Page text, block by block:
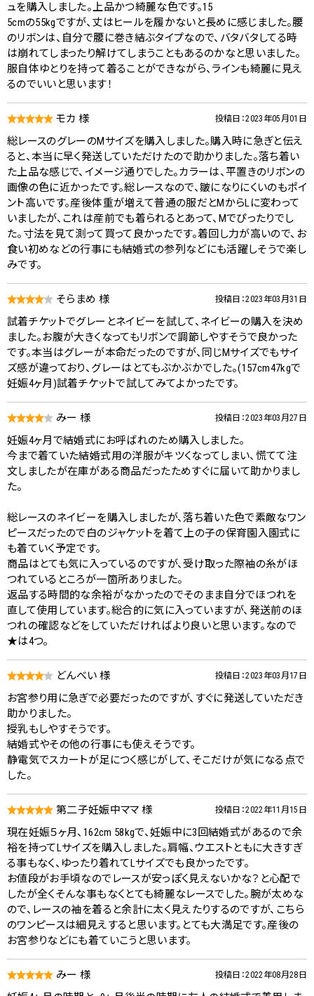
ュを購入しました。上品かつ綺麗な色です。15
5cmの55kgですが、丈はヒールを履かないと長めに感じました。腰
のリボンは、自分で腰に巻き結ぶタイプなので、バタバタしてる時
は崩れてしまったり解けてしまうこともあるのかなと思いました。
服自体ゆとりを持って着ることができながら、ラインも綺麗に見え
るのでいいと思います！
モカ 様 投稿日：2023年05月01日
総レースのグレーのMサイズを購入しました。購入時に急ぎと伝え
ると、本当に早く発送していただけたので助かりました。落ち着い
た上品な感じで、イメージ通りでした。カラーは、平置きのリボンの
画像の色に近かったです。総レースなので、皺になりにくいのもポイ
ント高いです。産後体重が増えて普通の服だとMからLに変わって
いましたが、これは産前でも着られるとあって、Mでぴったりでし
た。寸法を見て測って買って良かったです。着回し力が高いので、お
食い初めなどの行事にも結婚式の参列などにも活躍しそうで楽し
みです。
そらまめ 様 投稿日：2023年03月31日
試着チケットでグレーとネイビーを試して、ネイビーの購入を決め
ました。お腹が大きくなってもリボンで調節しやすそうで良かった
です。本当はグレーが本命だったのですが、同じMサイズでもサイ
ズ感が違っており、グレーはとてもぶかぶかでした。(157cm47kgで
妊娠4ヶ月)試着チケットで試してみてよかったです。
みー 様 投稿日：2023年03月27日
妊娠4ヶ月で結婚式にお呼ばれのため購入しました。
今まで着ていた結婚式用の洋服がキツくなってしまい、慌てて注
文しましたが在庫がある商品だったためすぐに届いて助かりまし
た。
総レースのネイビーを購入しましたが、落ち着いた色で素敵なワン
ピースだったので白のジャケットを着て上の子の保育園入園式に
も着ていく予定です。
商品はとても気に入っているのですが、受け取った際袖の糸がほ
つれているところが一箇所ありました。
返品する時間的な余裕がなかったのでそのまま自分でほつれを
直して使用しています。総合的に気に入っていますが、発送前のほ
つれの確認などをしていただければより良いと思います。なので
★は4つ。
どんべい 様 投稿日：2023年03月17日
お宮参り用に急ぎで必要だったのですが、すぐに発送していただき
助かりました。
授乳もしやすそうです。
結婚式やその他の行事にも使えそうです。
静電気でスカートが足につく感じがして、そこだけが気になる点で
した。
第二子妊娠中ママ 様 投稿日：2022年11月15日
現在妊娠５ヶ月、162cm 58kgで、妊娠中に3回結婚式があるので余
裕を持ってLサイズを購入しました。肩幅、ウエストともに大きすぎ
る事もなく、ゆったり着れてLサイズでも良かったです。
お値段がお手頃なのでレースが安っぽく見えないかな？と心配で
したが全くそんな事もなくとても綺麗なレースでした。腕が太めな
ので、レースの袖を着ると余計に太く見えたりするのですが、こちら
のワンピースは細見えすると思います。とても大満足です。産後の
お宮参りなどにも着ていこうと思います。
みー 様 投稿日：2022年08月28日